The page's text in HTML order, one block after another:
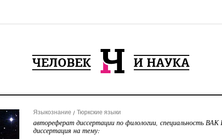
Языкознание Тюркские языки
автореферат диссертации по филологии, специальность
диссертация на тему: